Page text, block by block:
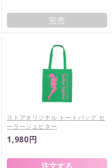
完売
ストアオリジナル トートバッグ セ
ーラージュピター
1,980円